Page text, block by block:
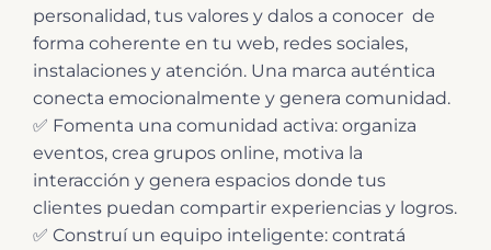
personalidad, tus valores y dalos a conocer de
forma coherente en tu web, redes sociales,
instalaciones y atención. Una marca auténtica
conecta emocionalmente y genera comunidad.
✅ Fomenta una comunidad activa: organiza
eventos, crea grupos online, motiva la
interacción y genera espacios donde tus
clientes puedan compartir experiencias y logros.
✅ Construí un equipo inteligente: contratá